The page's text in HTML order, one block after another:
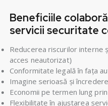
Beneficiile
servicii securitate
Reducerea riscurilor interne
acces neautorizat)
Conformitate legală în fața
Imagine serioasă și
Economii pe termen lung
Flexibilitate în ajustarea